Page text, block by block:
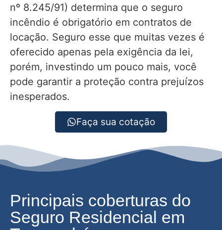
nº 8.245/91) determina que o seguro
incêndio é obrigatório em contratos de
locação. Seguro esse que muitas vezes é
oferecido apenas pela exigência da lei,
porém, investindo um pouco mais, você
pode garantir a proteção contra prejuízos
inesperados.
Faça sua cotação
Principais coberturas do
Seguro Residencial em